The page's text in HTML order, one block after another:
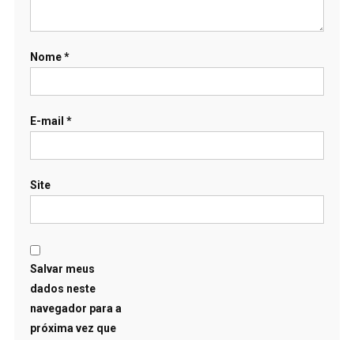
Nome*
E-mail *
Site
Salvar meus
dados neste
navegador para a
próxima vez que